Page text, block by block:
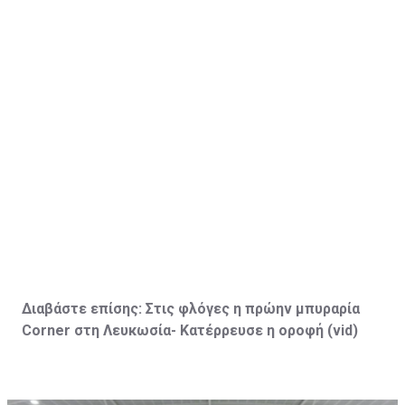
Διαβάστε επίσης: Στις φλόγες η πρώην μπυραρία
Corner στη Λευκωσία- Κατέρρευσε η οροφή (vid)